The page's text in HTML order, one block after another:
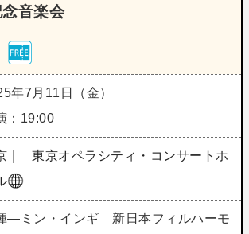
音楽会
年7月11日（金）
：19:00
｜
東京オペラシティ・コンサートホ
―ミン・インギ 新日本フィルハーモ